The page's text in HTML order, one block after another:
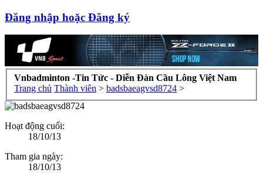
Đăng nhập hoặc Đăng ký
Vnbadminton -Tin Tức - Diễn Đàn Cầu Lông Việt Nam
Trang chủ Thành viên > badsbaeagvsd8724 >
Hoạt động cuối:
18/10/13
Tham gia ngày:
18/10/13